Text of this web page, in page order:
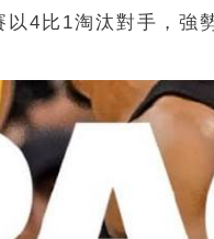
4比1淘汰對手，強